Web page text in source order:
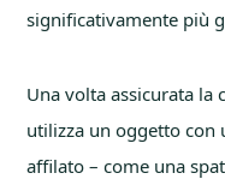
significativamente più
Una volta assicurata la
utilizza un oggetto
affilato – come una